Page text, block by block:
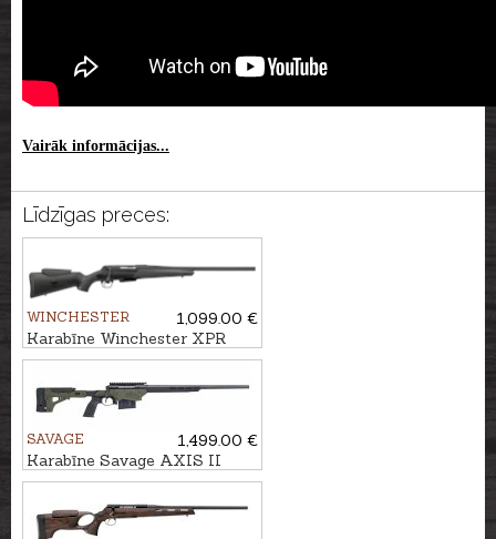
Vairāk informācijas...
Līdzīgas preces:
WINCHESTER
1,099.00 €
Karabīne Winchester XPR
Varmint ADJ .308Win. M14x1
SAVAGE
1,499.00 €
Karabīne Savage AXIS II
Precision kal. .223Rem.